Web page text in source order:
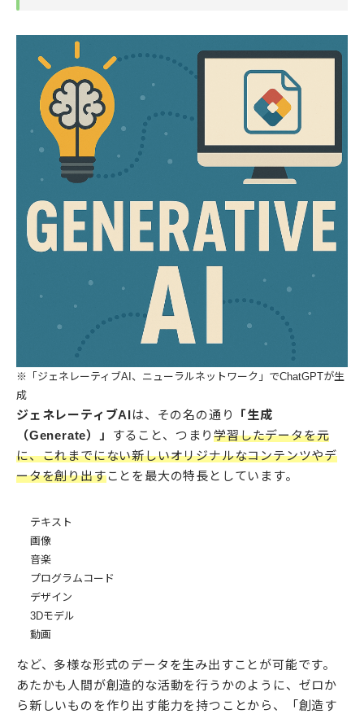
※「ジェネレーティブAI、ニューラルネットワーク」でChatGPTが生
成
ジェネレーティブAIは、その名の通り
「生成
（Generate）」
すること、つまり学習したデータを元
に、これまでにない新しいオリジナルなコンテンツやデ
ータを創り出すことを最大の特長としています。
テキスト
画像
音楽
プログラムコード
デザイン
3Dモデル
動画
など、多様な形式のデータを生み出すことが可能です。
あたかも人間が創造的な活動を行うかのように、ゼロか
ら新しいものを作り出す能力を持つことから、「創造す